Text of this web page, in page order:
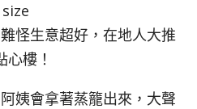
size
怪生意超好，在地人大推
心樓！
姨會拿著蒸籠出來，大聲